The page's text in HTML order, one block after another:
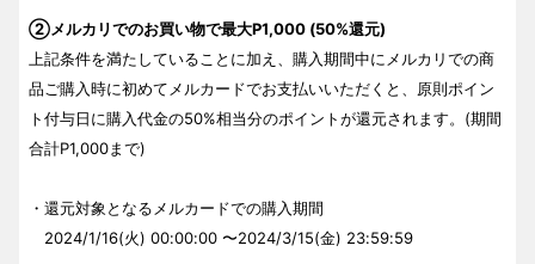
②メルカリでのお買い物で最大P1,000 (50%還元)
上記条件を満たしていることに加え、購入期間中にメルカリでの商
品ご購入時に初めてメルカードでお支払いいただくと、原則ポイン
ト付与日に購入代金の50%相当分のポイントが還元されます。(期間
合計P1,000まで)
・還元対象となるメルカードでの購入期間
2024/1/16(火) 00:00:00 〜2024/3/15(金) 23:59:59